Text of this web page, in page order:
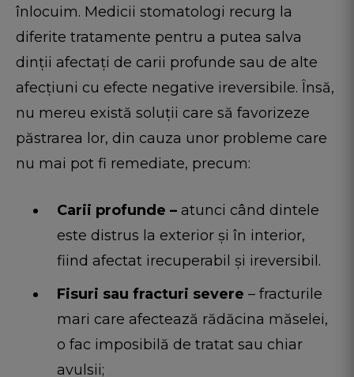
înlocuim. Medicii stomatologi recurg la
diferite tratamente pentru a putea salva
dinții afectați de carii profunde sau de alte
afecțiuni cu efecte negative ireversibile. Însă,
nu mereu există soluții care să favorizeze
păstrarea lor, din cauza unor probleme care
nu mai pot fi remediate, precum:
Carii profunde – atunci când dintele
este distrus la exterior și în interior,
fiind afectat irecuperabil și ireversibil.
Fisuri sau fracturi severe – fracturile
mari care afectează rădăcina măselei,
o fac imposibilă de tratat sau chiar
avulsii;